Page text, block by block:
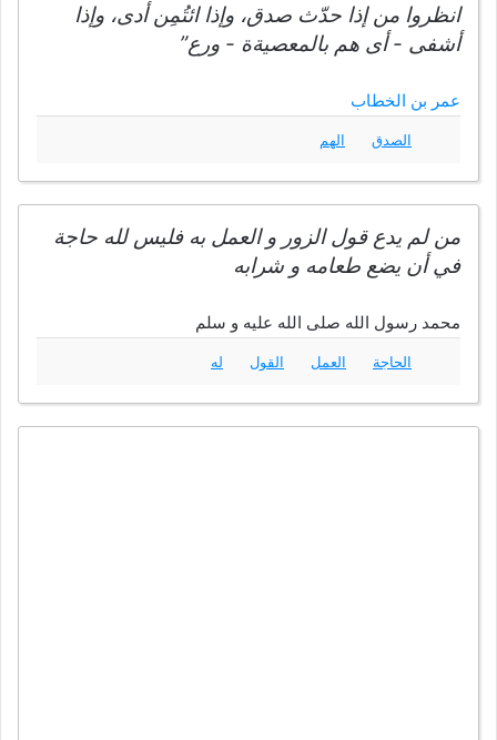
انظروا من إذا حدّث صدق، وإذا ائتُمِن أدى، وإذا
أشفى - أى هم بالمعصيةة - ورع”
عمر بن الخطاب
الصدق الهم
من لم يدع قول الزور و العمل به فليس لله حاجة
في أن يضع طعامه و شرابه
محمد رسول الله صلى الله عليه و سلم
الحاجة العمل القول له